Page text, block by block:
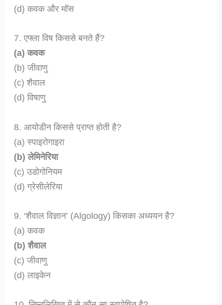
(d) कवक और मॉस
7. एफ्ला विष किससे बनते हैं?
(a) कवक
(b) जीवाणु
(c) शैवाल
(d) विषाणु
8. आयोडीन किससे प्राप्त होती है?
(a) स्पाइरोगाइरा
(b) लेमिनेरिया
(c) उडोगोनियम
(d) ग्रेसीलेरिया
9. ‘शैवाल विज्ञान’ (Algology) किसका अध्ययन है?
(a) कवक
(b) शैवाल
(c) जीवाणु
(d) लाइकेन